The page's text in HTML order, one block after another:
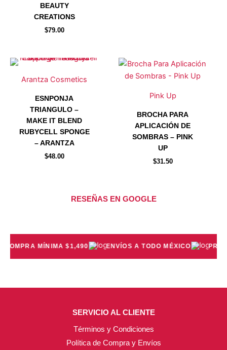
BEAUTY
CREATIONS
$79.00
Arantza Cosmetics
Este
producto
múltiples
variantes.
Las
opciones
se
pueden
producto
ESNPONJA
TRIANGULO –
MAKE IT BLEND
RUBYCELL SPONGE
– ARANTZA
$48.00
Este
producto
múltiples
variantes.
Las
opciones
se
pueden
producto
Pink Up
BROCHA PARA
APLICACIÓN DE
SOMBRAS – PINK
UP
$31.50
RESEÑAS EN GOOGLE
MÍNIMA $1,490 ENVÍOS A TODO MÉXICO
SERVICIO AL CLIENTE
Términos y Condiciones
Política de Compra y Envíos